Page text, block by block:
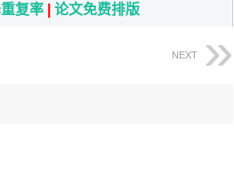
复率 论文免费排版
NEXT